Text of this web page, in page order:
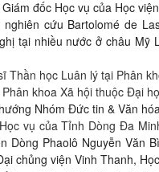
đốc Học vụ của Học
cứu Bartolomé de
tại nhiều nước ở châu Mỹ
Thần học Luân lý tại Phân
khoa Xã hội thuộc Đại
Nhóm Đức tin & Văn
vụ của Tỉnh Dòng Đa
Dòng Phaolô Nguyễn Văn
chủng viện Vinh Thanh,